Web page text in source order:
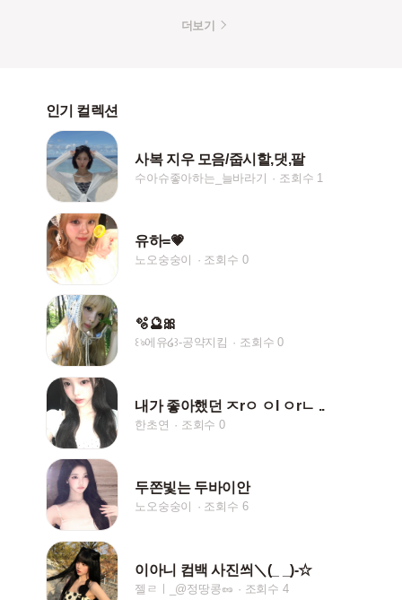
더보기
인기 컬렉션
사복 지우 모음/줍시핱,댓,팔
수아슈좋아하는_늘바라기 조회수 1
유하=💗
노오숭숭이 조회수 0
🫧🔮🎀
꒰ঌ에유໒꒱-공약지킴 조회수 0
내가 좋아했던 ㅈrㅇ ㅇl ㅇrㄴ ..
한초연 조회수 0
두쫀빛는 두바이안
노오숭숭이 조회수 6
이아니 컴백 사진씌＼(_ _)-☆
젤ㄹㅣ_@정땅콩🥜 조회수 4